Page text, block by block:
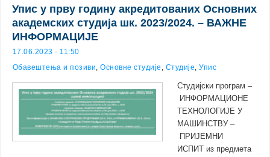
Упис у прву годину акредитованих Основних
академских студија шк. 2023/2024. – ВАЖНЕ
ИНФОРМАЦИЈЕ
17.06.2023 - 11:50
Обавештења и позиви,Основне студије , Студије,Упис
Студијски програм –
ИНФОРМАЦИОНЕ
ТЕХНОЛОГИЈЕ У
МАШИНСТВУ –
ПРИЈЕМНИ
ИСПИТ из предмета